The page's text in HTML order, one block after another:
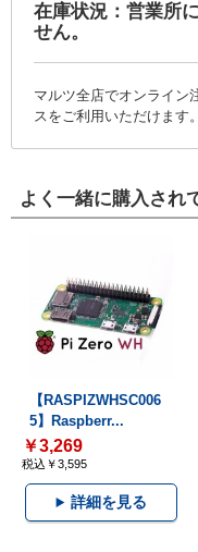
在庫状況：営業所
せん。
マルツ全店でオンライン
スをご利用いただけます。
よく一緒に購入され
【RASPIZWHSC006
5】Raspberr...
￥3,269
税込￥3,595
詳細を見る